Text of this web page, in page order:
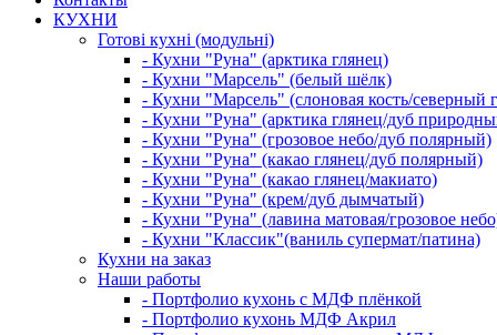
КУХНИ
Готові кухні (модульні)
- Кухни "Руна" (арктика глянец)
- Кухни "Марсель" (белый шёлк)
- Кухни "Марсель" (слоновая кость/северный
- Кухни "Руна" (арктика глянец/дуб
- Кухни "Руна" (грозовое небо/дуб полярный)
- Кухни "Руна" (какао глянец/дуб полярный)
- Кухни "Руна" (какао глянец/макиато)
- Кухни "Руна" (крем/дуб дымчатый)
- Кухни "Руна" (лавина матовая/грозовое
- Кухни "Классик"(ваниль супермат/патина)
Кухни на заказ
Наши работы
- Портфолио кухонь с МДФ плёнкой
- Портфолио кухонь МДФ Акрил